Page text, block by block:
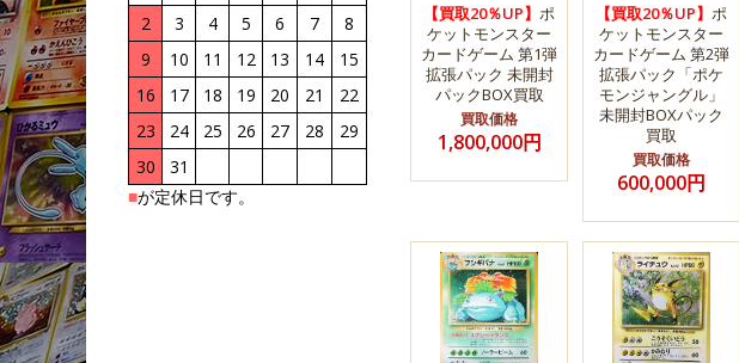
【買取20％UP】 ポ
ケットモンスター
カードゲーム 第1弾
拡張パック 未開封
パックBOX買取
買取価格
1,800,000円
【買取20％UP】 ポ
ケットモンスター
カードゲーム 第2弾
拡張パック「ポケ
モンジャングル」
未開封BOXパック
買取
買取価格
600,000円
2
3 4 5 6 7
8
9
10 11 12 13 14
15
16
17 18 19 20 21
22
23
24 25 26 27 28
29
30
31
■が定休日です。